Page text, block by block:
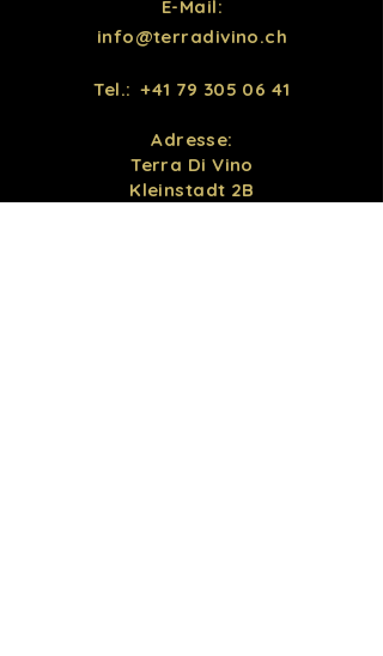
E-Mail:
info@terradivino.ch
Tel.:+41 79 305 06 41
Adresse:
Terra Di Vino
Kleinstadt 2B